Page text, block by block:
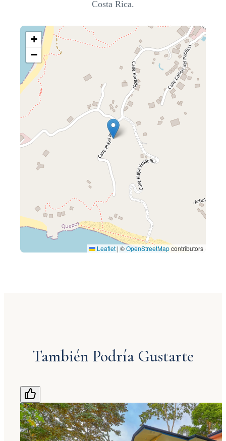
Costa Rica.
+
−
Leaflet | ©OpenStreetMapcontributors
También Podría Gustarte